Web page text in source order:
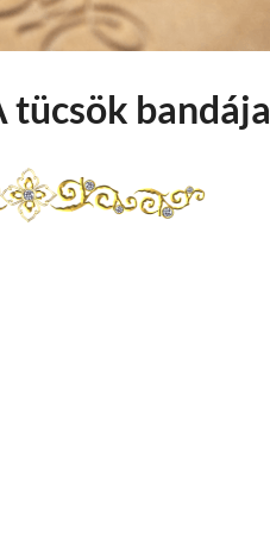
tücsök bandája